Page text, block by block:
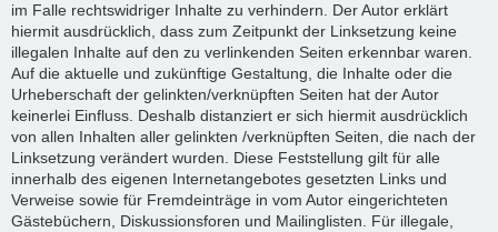
im Falle rechtswidriger Inhalte zu verhindern. Der Autor erklärt
hiermit ausdrücklich, dass zum Zeitpunkt der Linksetzung keine
illegalen Inhalte auf den zu verlinkenden Seiten erkennbar waren.
Auf die aktuelle und zukünftige Gestaltung, die Inhalte oder die
Urheberschaft der gelinkten/verknüpften Seiten hat der Autor
keinerlei Einfluss. Deshalb distanziert er sich hiermit ausdrücklich
von allen Inhalten aller gelinkten /verknüpften Seiten, die nach der
Linksetzung verändert wurden. Diese Feststellung gilt für alle
innerhalb des eigenen Internetangebotes gesetzten Links und
Verweise sowie für Fremdeinträge in vom Autor eingerichteten
Gästebüchern, Diskussionsforen und Mailinglisten. Für illegale,